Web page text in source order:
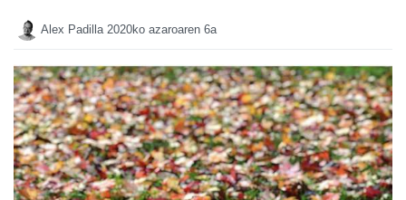
Alex Padilla 2020ko azaroaren 6a